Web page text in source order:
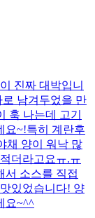
진짜 대박입니
남겨두었을 만
훅 나는데 고기
요~!특히 계란후
채 양이 워낙 많
더라고요ㅠ.ㅠ
서 소스를 직접
있었습니다! 양
요~^^